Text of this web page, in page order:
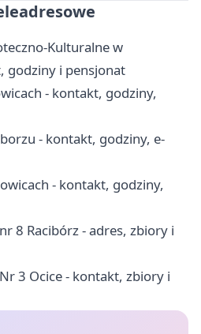
Kulturalne w
godziny i pensjonat
- kontakt, godziny,
- kontakt, godziny, e-
- kontakt, godziny,
8 Racibórz - adres, zbiory i
3 Ocice - kontakt, zbiory i